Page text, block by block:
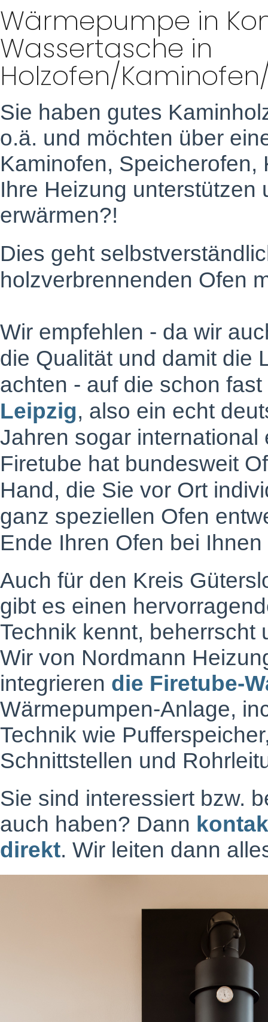
Wärmepumpe in
Wassertasche in
Holzofen/
Sie haben gutes
o.ä. und möchten über
Kaminofen,
Ihre Heizung unterstützen
erwärmen?!
Dies geht
holzverbrennenden Ofen
Wir empfehlen - da wir
die Qualität und damit die
achten - auf die schon
Leipzig, also ein echt
Jahren sogar international
Firetube hat bundesweit
Hand, die Sie vor Ort
ganz speziellen Ofen
Ende Ihren Ofen bei
Auch für den Kreis
gibt es einen
Technik kennt, beherrscht
Wir von Nordmann
integrieren die Firetube-
Wärmepumpen-Anlage,
Technik wie
Schnittstellen und
Sie sind interessiert bzw.
auch haben? Dann
direkt. Wir leiten dann